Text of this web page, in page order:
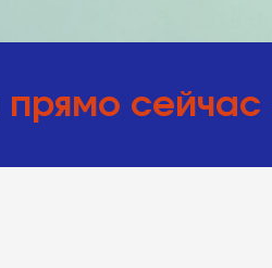
прямо сейчас